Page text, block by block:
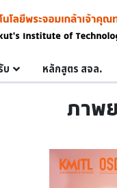
บ หลักสูตร สจล.
ภาพ